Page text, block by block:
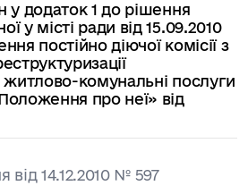
у додаток 1 до рішення
у місті ради від 15.09.2010
постійно діючої комісії з
житлово-комунальні послуги
про неї» від
від 14.12.2010 № 597